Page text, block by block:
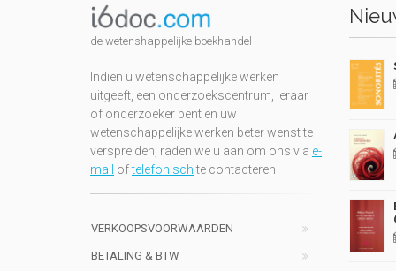
de wetenshappelijke boekhandel
Indien u wetenschappelijke werken
uitgeeft, een onderzoekscentrum, leraar
of onderzoeker bent en uw
wetenschappelijke werken beter wenst te
verspreiden, raden we u aan om ons via e-
mail oftelefonischte contacteren
VERKOOPSVOORWAARDEN
BETALING & BTW